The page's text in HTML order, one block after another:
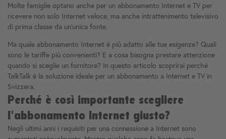
Molte famiglie optano anche per un abbonamento Internet e TV per
ricevere non solo Internet veloce, ma anche intrattenimento televisivo
di prima classe da un'unica fonte.
Ma quale abbonamento Internet è più adatto alle tue esigenze? Quali
sono le tariffe più convenienti? E a cosa bisogna prestare attenzione
quando si sceglie un fornitore? In questo articolo scoprirai perché
TalkTalk è la soluzione ideale per un abbonamento a Internet e TV in
Svizzera.
Perché è così importante scegliere
l'abbonamento Internet giusto?
Negli ultimi anni i requisiti per una connessione a Internet sono